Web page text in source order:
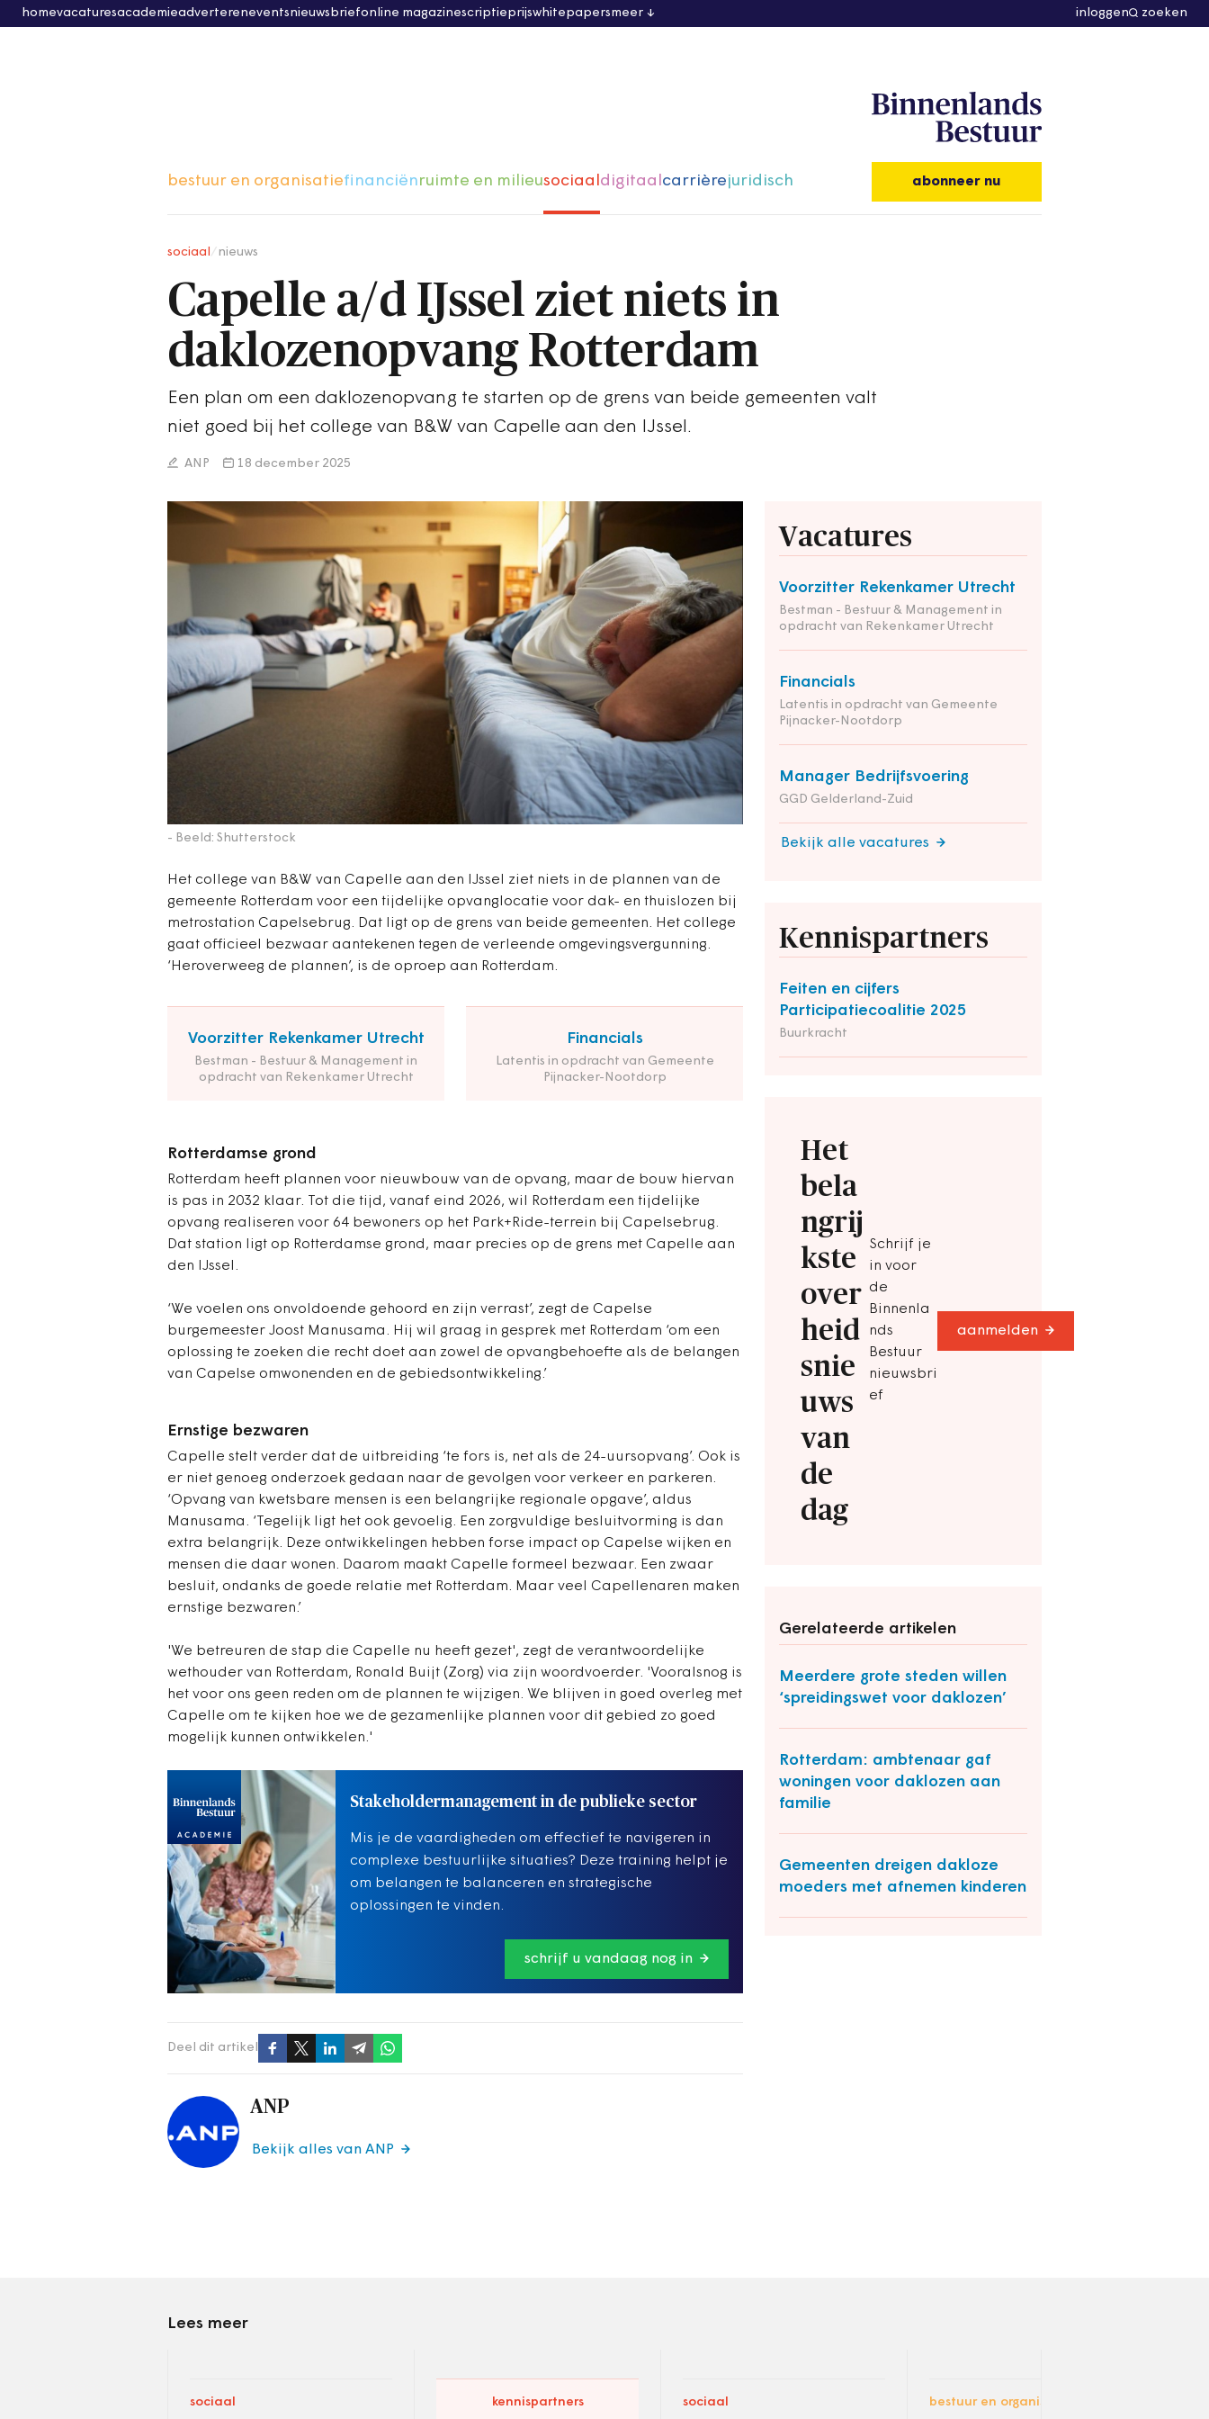
homevacaturesacademieadvertereneventsnieuwsbriefonline magazinescriptieprijswhitepapersmeer inloggen zoeken
bestuur en organisatiefinanciënruimte en milieusociaaldigitaalcarrièrejuridisch abonneer nu
sociaal nieuws
Capelle a/d IJssel ziet niets in
daklozenopvang Rotterdam
Een plan om een daklozenopvang te starten op de grens van beide gemeenten valt
niet goed bij het college van B&W van Capelle aan den IJssel.
ANP 18 december 2025
- Beeld: Shutterstock
Het college van B&W van Capelle aan den IJssel ziet niets in de plannen van de
gemeente Rotterdam voor een tijdelijke opvanglocatie voor dak- en thuislozen bij
metrostation Capelsebrug. Dat ligt op de grens van beide gemeenten. Het college
gaat officieel bezwaar aantekenen tegen de verleende omgevingsvergunning.
‘Heroverweeg de plannen’, is de oproep aan Rotterdam.
Voorzitter Rekenkamer Utrecht
Bestman - Bestuur & Management in
opdracht van Rekenkamer Utrecht
Financials
Latentis in opdracht van Gemeente
Pijnacker-Nootdorp
Rotterdamse grond
Rotterdam heeft plannen voor nieuwbouw van de opvang, maar de bouw hiervan
is pas in 2032 klaar. Tot die tijd, vanaf eind 2026, wil Rotterdam een tijdelijke
opvang realiseren voor 64 bewoners op het Park+Ride-terrein bij Capelsebrug.
Dat station ligt op Rotterdamse grond, maar precies op de grens met Capelle aan
den IJssel.
Vacatures
Voorzitter Rekenkamer Utrecht
Bestman - Bestuur & Management in
opdracht van Rekenkamer Utrecht
Financials
Latentis in opdracht van Gemeente
Pijnacker-Nootdorp
Manager Bedrijfsvoering
GGD Gelderland-Zuid
Bekijk alle vacatures
Kennispartners
Feiten en cijfers
Participatiecoalitie 2025
Buurkracht
Het
bela
ngrij
kste
over
heid
snie
uws
van
de
dag
Schrijf je
in voor
de
Binnenla
nds
Bestuur
nieuwsbri
ef
aanmelden
Gerelateerde artikelen
Meerdere grote steden willen
‘spreidingswet voor daklozen’
Rotterdam: ambtenaar gaf
woningen voor daklozen aan
familie
Gemeenten dreigen dakloze
moeders met afnemen kinderen
‘We voelen ons onvoldoende gehoord en zijn verrast’, zegt de Capelse
burgemeester Joost Manusama. Hij wil graag in gesprek met Rotterdam ‘om een
oplossing te zoeken die recht doet aan zowel de opvangbehoefte als de belangen
van Capelse omwonenden en de gebiedsontwikkeling.’
Ernstige bezwaren
Capelle stelt verder dat de uitbreiding ‘te fors is, net als de 24-uursopvang’. Ook is
er niet genoeg onderzoek gedaan naar de gevolgen voor verkeer en parkeren.
‘Opvang van kwetsbare mensen is een belangrijke regionale opgave’, aldus
Manusama. ‘Tegelijk ligt het ook gevoelig. Een zorgvuldige besluitvorming is dan
extra belangrijk. Deze ontwikkelingen hebben forse impact op Capelse wijken en
mensen die daar wonen. Daarom maakt Capelle formeel bezwaar. Een zwaar
besluit, ondanks de goede relatie met Rotterdam. Maar veel Capellenaren maken
ernstige bezwaren.’
'We betreuren de stap die Capelle nu heeft gezet', zegt de verantwoordelijke
wethouder van Rotterdam, Ronald Buijt (Zorg) via zijn woordvoerder. 'Vooralsnog is
het voor ons geen reden om de plannen te wijzigen. We blijven in goed overleg met
Capelle om te kijken hoe we de gezamenlijke plannen voor dit gebied zo goed
mogelijk kunnen ontwikkelen.'
Stakeholdermanagement in de publieke sector
Mis je de vaardigheden om effectief te navigeren in
complexe bestuurlijke situaties? Deze training helpt je
om belangen te balanceren en strategische
oplossingen te vinden.
schrijf u vandaag nog in
Deel dit artikel
ANP
Bekijk alles van ANP
Lees meer
sociaal kennispartners sociaal bestuur en organisatie